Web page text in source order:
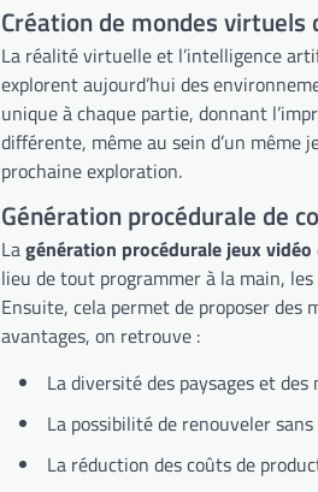
Création de mondes
La réalité virtuelle et l’intelligence
explorent aujourd’hui des
unique à chaque partie, donnant
différente, même au sein d’un même
prochaine exploration.
Génération procédurale de
Lagénération procédurale jeux vidéo
lieu de tout programmer à la main,
Ensuite, cela permet de proposer des
avantages, on retrouve :
La diversité des paysages et des
La possibilité de renouveler
La réduction des coûts de